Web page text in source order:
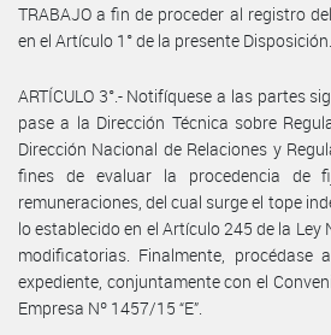
TRABAJO a fin de proceder al registro
en el Artículo 1° de la presente Disposición.
ARTÍCULO 3°.- Notifíquese a las partes
pase a la Dirección Técnica sobre
Dirección Nacional de Relaciones y
fines de evaluar la procedencia de
remuneraciones, del cual surge el tope
lo establecido en el Artículo 245 de la Ley
modificatorias. Finalmente, procédase
expediente, conjuntamente con el
Empresa Nº 1457/15 “E”.